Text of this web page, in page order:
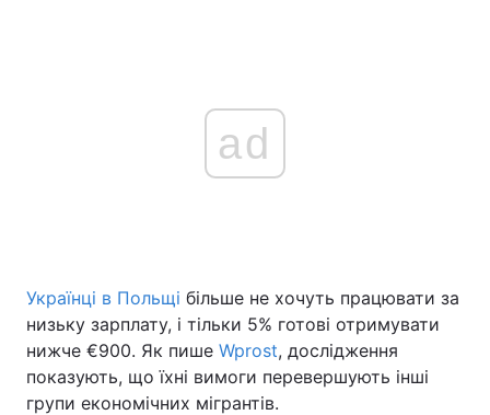
ad
Українці в Польщі більше не хочуть працювати за
низьку зарплату, і тільки 5% готові отримувати
нижче €900. Як пише Wprost, дослідження
показують, що їхні вимоги перевершують інші
групи економічних мігрантів.